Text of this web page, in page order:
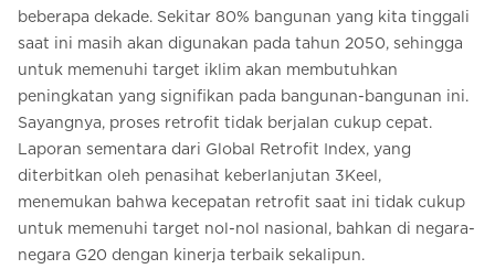
beberapa dekade. Sekitar 80% bangunan yang kita tinggali
saat ini masih akan digunakan pada tahun 2050, sehingga
untuk memenuhi target iklim akan membutuhkan
peningkatan yang signifikan pada bangunan-bangunan ini.
Sayangnya, proses retrofit tidak berjalan cukup cepat.
Laporan sementara dari Global Retrofit Index, yang
diterbitkan oleh penasihat keberlanjutan 3Keel,
menemukan bahwa kecepatan retrofit saat ini tidak cukup
untuk memenuhi target nol-nol nasional, bahkan di negara-
negara G20 dengan kinerja terbaik sekalipun.